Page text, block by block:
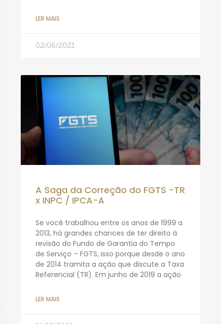
LER MAIS
02/06/2021
A Saga da Correção do FGTS -TR
x INPC / IPCA-A
Se você trabalhou entre os anos de 1999 a
2013, há grandes chances de ter direito à
revisão do Fundo de Garantia do Tempo
de Serviço – FGTS, isso porque desde o ano
de 2014 tramita a ação que discute a Taxa
Referencial (TR). Em junho de 2019 a ação
LER MAIS